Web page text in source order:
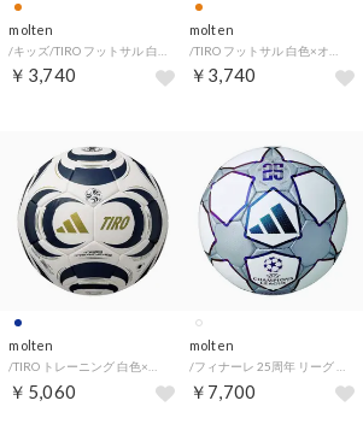
molten
￥3,740
molten
￥3,740
molten
￥5,060
molten
￥7,700